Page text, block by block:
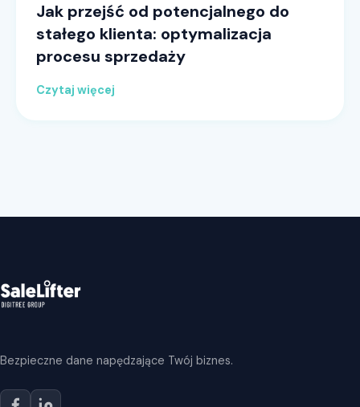
Jak przejść od potencjalnego do
stałego klienta: optymalizacja
procesu sprzedaży
Czytaj więcej
Bezpieczne dane napędzające Twój biznes.